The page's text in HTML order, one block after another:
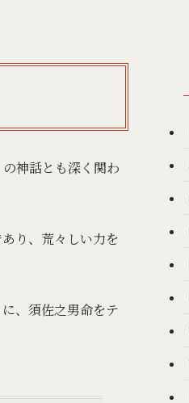
神話とも深く関わ
り、荒々しい力を
、須佐之男命をテ